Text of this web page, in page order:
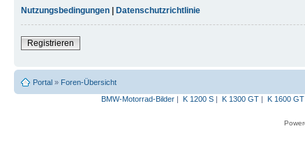
Nutzungsbedingungen
Datenschutzrichtlinie
Registrieren
Portal » Foren-Übersicht
BMW-Motorrad-Bilder| K 1200 S| K 1300 GT| K 1600 GT